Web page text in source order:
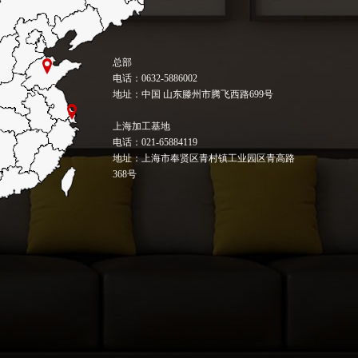
总部
电话：0632-5886002
地址：中国 山东滕州市腾飞西路699号
上海加工基地
电话：021-65884119
地址：上海市奉贤区青村镇工业园区青高路
368号